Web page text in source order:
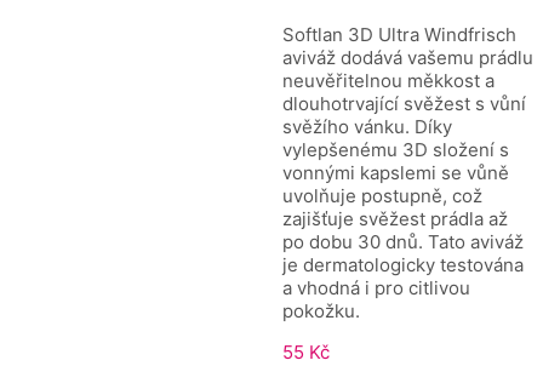
Softlan 3D Ultra Windfrisch
aviváž dodává vašemu prádlu
neuvěřitelnou měkkost a
dlouhotrvající svěžest s vůní
svěžího vánku. Díky
vylepšenému 3D složení s
vonnými kapslemi se vůně
uvolňuje postupně, což
zajišťuje svěžest prádla až
po dobu 30 dnů. Tato aviváž
je dermatologicky testována
a vhodná i pro citlivou
pokožku.
55 Kč